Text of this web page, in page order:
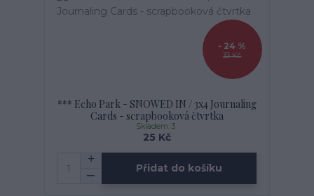
33 Kč
- 24 %
*** Echo Park - SNOWED IN / 3x4 Journaling
Cards - scrapbooková čtvrtka
25 Kč
Skladem: 3
Přidat do košíku